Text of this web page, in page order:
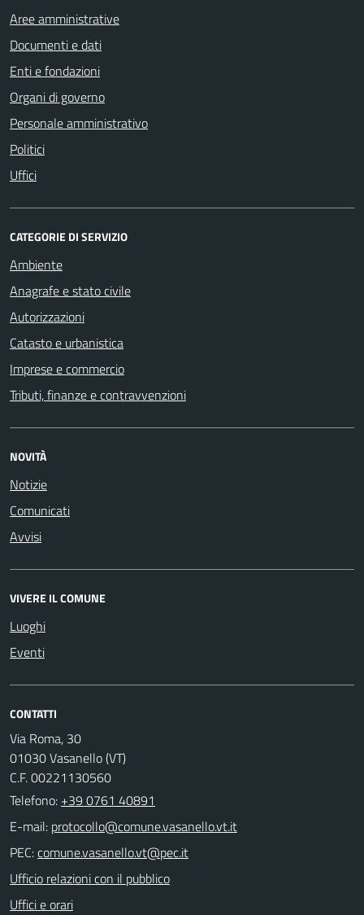
Aree amministrative
Documenti e dati
Enti e fondazioni
Organi di governo
Personale amministrativo
Politici
Uffici
CATEGORIE DI SERVIZIO
Ambiente
Anagrafe e stato civile
Autorizzazioni
Catasto e urbanistica
Imprese e commercio
Tributi, finanze e contravvenzioni
NOVITÀ
Notizie
Comunicati
Avvisi
VIVERE IL COMUNE
Luoghi
Eventi
CONTATTI
Via Roma, 30
01030 Vasanello (VT)
C.F. 00221130560
Telefono: +39 0761 40891
E-mail:
PEC:
Ufficio relazioni con il pubblico
Uffici e orari